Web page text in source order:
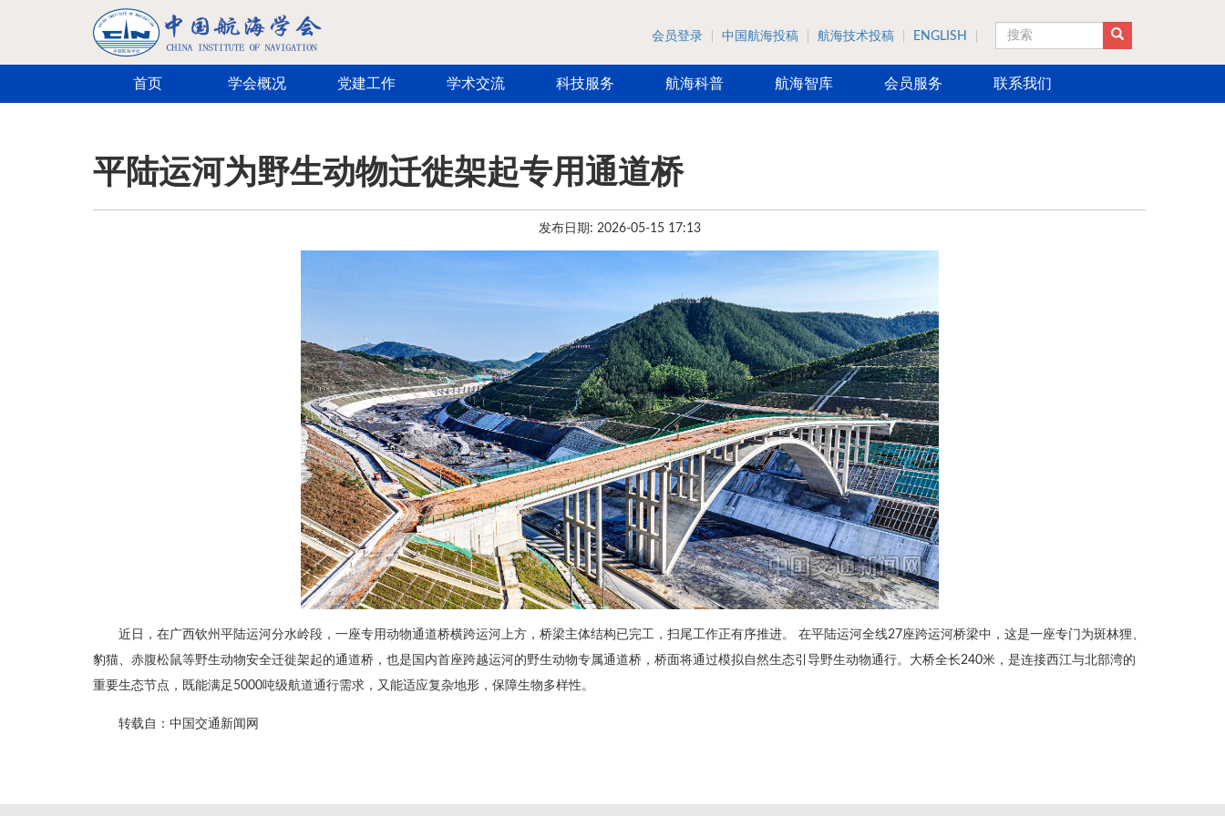
会员登录 中国航海投稿 航海技术投稿 ENGLISH
搜索
首页 学会概况 党建工作 学术交流 科技服务 航海科普 航海智库 会员服务 联系我们
平陆运河为野生动物迁徙架起专用通道桥
发布日期: 2026-05-15 17:13
近日，在广西钦州平陆运河分水岭段，一座专用动物通道桥横跨运河上方，桥梁主体结构已完工，扫尾工作正有序推进。 在平陆运河全线27座跨运河桥梁中，这是一座专门为斑林狸、
豹猫、赤腹松鼠等野生动物安全迁徙架起的通道桥，也是国内首座跨越运河的野生动物专属通道桥，桥面将通过模拟自然生态引导野生动物通行。大桥全长240米，是连接西江与北部湾的
重要生态节点，既能满足5000吨级航道通行需求，又能适应复杂地形，保障生物多样性。
转载自：中国交通新闻网